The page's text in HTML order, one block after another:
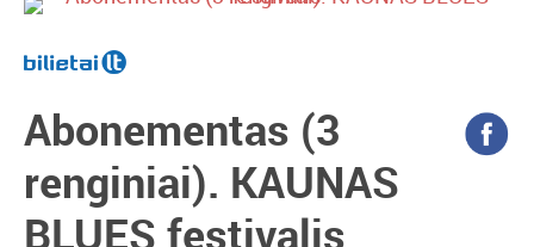
Abonementas (3
renginiai). KAUNAS
BLUES festivalis